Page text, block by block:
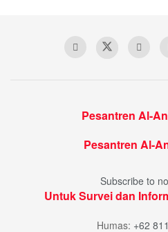
Pesantren Al-
Pesantren Al-
Subscribe to
Untuk Survei dan
Humas: +62